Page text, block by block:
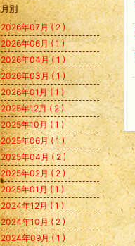
月別
2026年07月 ( 2 )
2026年06月 ( 1 )
2026年04月 ( 1 )
2026年03月 ( 1 )
2026年01月 ( 1 )
2025年12月 ( 2 )
2025年10月 ( 1 )
2025年06月 ( 1 )
2025年04月 ( 2 )
2025年02月 ( 2 )
2025年01月 ( 1 )
2024年12月 ( 1 )
2024年10月 ( 2 )
2024年09月 ( 1 )